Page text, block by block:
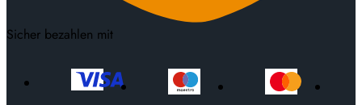
Sicher bezahlen mit